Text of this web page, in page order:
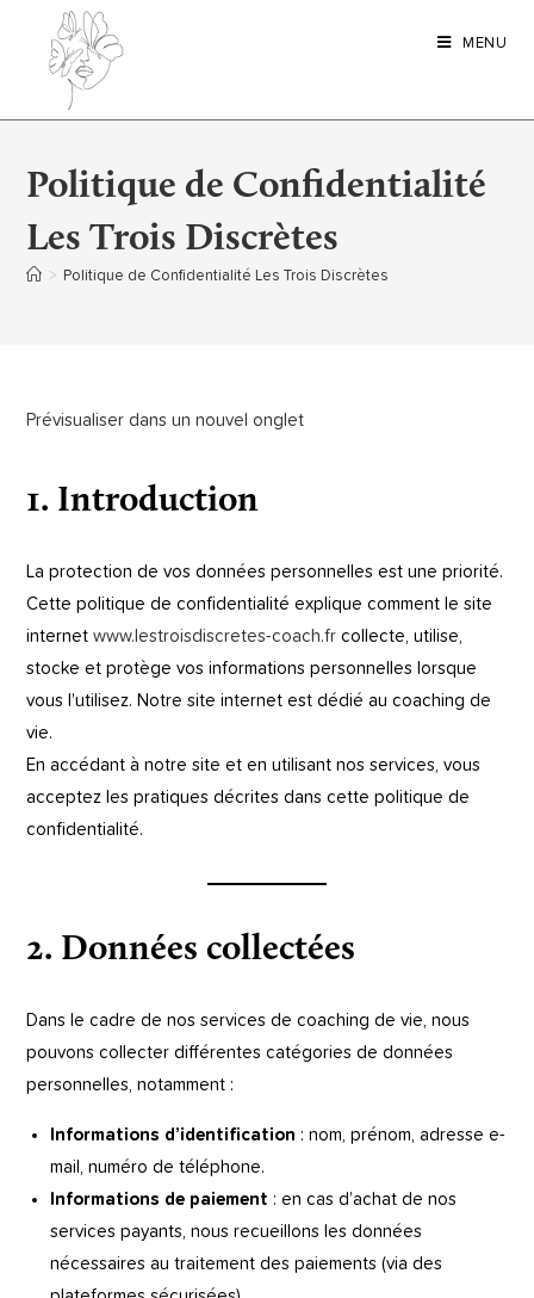
MENU
Politique de Confidentialité
Les Trois Discrètes
> Politique de Confidentialité Les Trois Discrètes
Prévisualiser dans un nouvel onglet
1. Introduction
La protection de vos données personnelles est une priorité.
Cette politique de confidentialité explique comment le site
internetwww.lestroisdiscretes-coach.fr collecte, utilise,
stocke et protège vos informations personnelles lorsque
vous l’utilisez. Notre site internet est dédié au coaching de
vie.
En accédant à notre site et en utilisant nos services, vous
acceptez les pratiques décrites dans cette politique de
confidentialité.
2. Données collectées
Dans le cadre de nos services de coaching de vie, nous
pouvons collecter différentes catégories de données
personnelles, notamment :
Informations d’identification : nom, prénom, adresse e-
mail, numéro de téléphone.
Informations de paiement : en cas d’achat de nos
services payants, nous recueillons les données
nécessaires au traitement des paiements (via des